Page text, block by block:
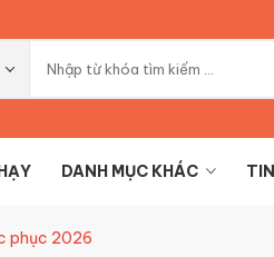
DANH MỤC KHÁC
phục 2026